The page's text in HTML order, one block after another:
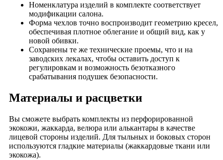
Номенклатура изделий в комплекте соответствует
модификации салона.
Форма чехлов точно воспроизводит геометрию кресел,
обеспечивая плотное облегание и общий вид, как у
новой обивки.
Сохранены те же технические проемы, что и на
заводских лекалах, чтобы оставить доступ к
регулировкам и возможность безотказного
срабатывания подушек безопасности.
Материалы и расцветки
Вы сможете выбрать комплекты из перфорированной
экокожи, жаккарда, велюра или алькантары в качестве
лицевой стороны изделий. Для тыльных и боковых сторон
используются гладкие материалы (жаккардовые ткани или
экокожа).